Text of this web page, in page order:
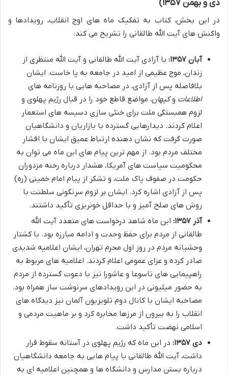
دی و بهمن ۱۳۵۷)
در این بخش، کتاب به تفکیک ماه های اوج انقلاب، رویدادها و
واکنش های آیت الله طالقانی را تشریح می کند:
آبان ۱۳۵۷:
با آزادی آیت الله طالقانی و آیت الله منتظری از
زندان، موج عظیمی از امید در جامعه به پا خاست. ایشان
بلافاصله پس از آزادی، در مصاحبه هایی با روزنامه های
اطلاعات وکیهان، مواضع قاطع خود را در قبال رژیم پهلوی و
لزوم همبستگی ملت برای خنثی سازی دسیسه های استعمار
اعلام کردند. دیدارهایی گسترده با بازاریان و دانشگاهیان
صورت گرفت که نشان دهنده ارتباط عمیق ایشان با اقشار
مختلف مردم بود. از مهم ترین پیام های این ماه می توان به
محکومیت سیاست های آمریکا، هشدار درباره رخنه مزدوران
حکومت در صفوف پاک ملت، و تشکر از پیام امام خمینی (ره)
پس از آزادی اشاره کرد. ایشان بر لزوم سرنگونی سلطنت با
روش های صلح آمیز و با حداقل خونریزی تأکید داشتند.
آذر ۱۳۵۷:
این ماه شاهد درخواست های متعدد آیت الله
طالقانی از مردم برای حفظ وحدت و ادامه مبارزه بود. با کشتار
وحشیانه مردم در روز اول محرم تهران، ایشان اعلامیه شدیدی
صادر کرده و عزای عمومی اعلام کردند. اعلامیه های مربوط به
راهپیمایی های تاسوعا و عاشورا نیز با دعوت گسترده از مردم
به حضور میلیونی در این رویدادهای سرنوشت ساز همراه بود.
مصاحبه ایشان با کانال دوم تلویزیون آلمان نیز دیدگاه های
انقلاب را به بیرون از مرزها مخابره کرد و بر ماهیت مردمی و
اسلامی نهضت تأکید داشت.
دی ۱۳۵۷:
در این ماه که رژیم پهلوی در آستانه سقوط قرار
داشت، آیت الله طالقانی با پیام هایی به جامعه دانشگاهیان
درباره بستن مدارس و دانشگاه ها و همچنین اعلامیه ای به